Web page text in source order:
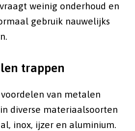
weinig onderhoud en
gebruik nauwelijks
trappen
van metalen
diverse materiaalsoorten
inox, ijzer en aluminium.